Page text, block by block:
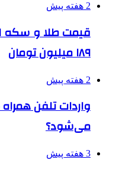
2 هفته پیش
قیمت طلا و سکه
۱۸۹ میلیون تومان
2 هفته پیش
واردات تلفن
می‌شود؟
3 هفته پیش